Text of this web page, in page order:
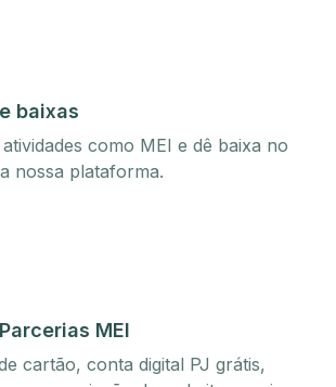
baixas
como MEI e dê baixa no
nossa plataforma.
MEI
cartão, conta digital PJ grátis,